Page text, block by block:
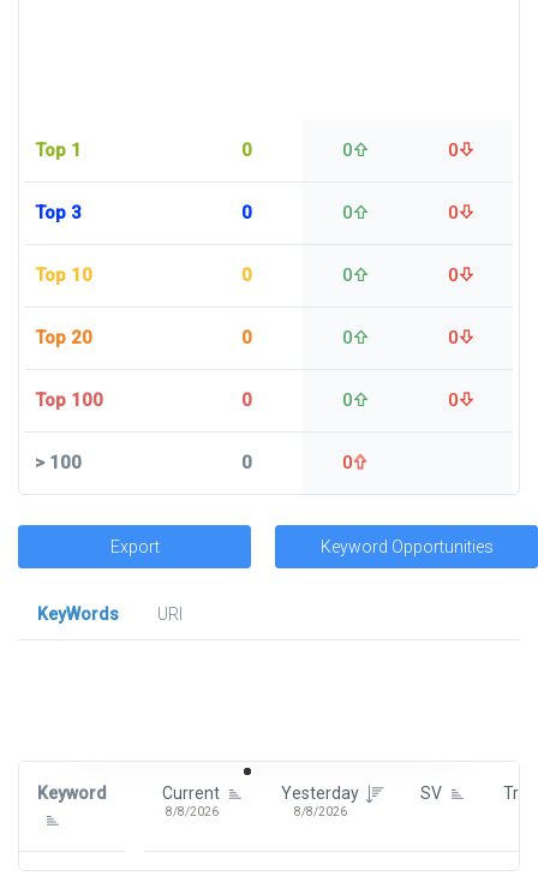
Top 1 0 0 0
Top 3 0 0 0
Top 10 0 0 0
Top 20 0 0 0
Top 100 0 0 0
>100 0 0
Export Keyword Opportunities
KeyWords
URl
Keyword Current
8/8/2026
Yesterday
8/8/2026
SV